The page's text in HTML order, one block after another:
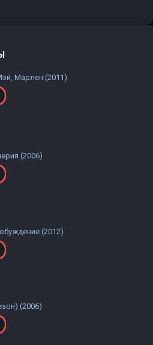
Марлен (2011)
(2006)
(2012)
(2006)